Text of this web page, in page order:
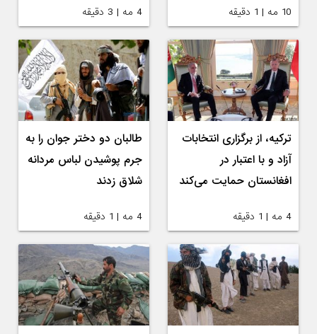
10 مه | 1 دقیقه 4 مه | 3 دقیقه
ترکیه، از برگزاری انتخابات
آزاد و با اعتبار در
افغانستان حمایت می‌کند
4 مه | 1 دقیقه
طالبان دو دختر جوان را به
جرم پوشیدن لباس مردانه
شلاق زدند
4 مه | 1 دقیقه